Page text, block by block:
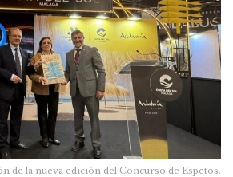
de la nueva edición del Concurso de Espetos.